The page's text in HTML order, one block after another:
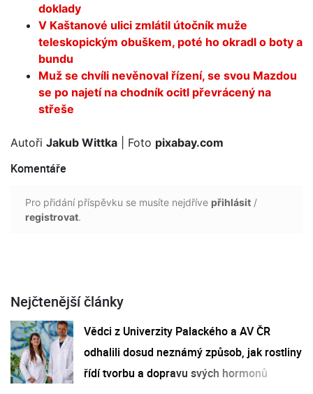
doklady
V Kaštanové ulici zmlátil útočník muže
teleskopickým obuškem, poté ho okradl o boty a
bundu
Muž se chvíli nevěnoval řízení, se svou Mazdou
se po najetí na chodník ocitl převrácený na
střeše
Autoři Jakub Wittka | Foto pixabay.com
Komentáře
Pro přidání příspěvku se musíte nejdříve přihlásit /
registrovat.
Nejčtenější články
Vědci z Univerzity Palackého a AV ČR
odhalili dosud neznámý způsob, jak rostliny
řídí tvorbu a dopravu svých hormonů